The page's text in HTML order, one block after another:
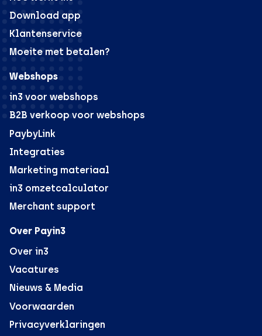
Download app
Klantenservice
Moeite met betalen?
Webshops
in3 voor webshops
B2B verkoop voor webshops
PaybyLink
Integraties
Marketing materiaal
in3 omzetcalculator
Merchant support
Over Payin3
Over in3
Vacatures
Nieuws & Media
Voorwaarden
Privacyverklaringen